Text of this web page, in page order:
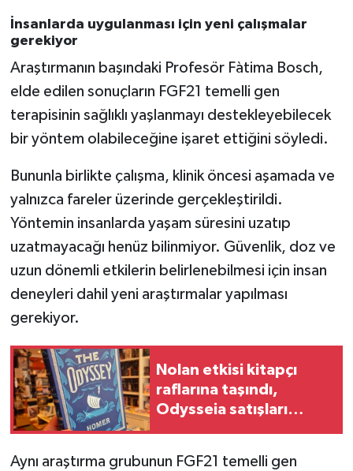
İnsanlarda uygulanması için yeni çalışmalar
gerekiyor
Araştırmanın başındaki Profesör Fàtima Bosch,
elde edilen sonuçların FGF21 temelli gen
terapisinin sağlıklı yaşlanmayı destekleyebilecek
bir yöntem olabileceğine işaret ettiğini söyledi.
Bununla birlikte çalışma, klinik öncesi aşamada ve
yalnızca fareler üzerinde gerçekleştirildi.
Yöntemin insanlarda yaşam süresini uzatıp
uzatmayacağı henüz bilinmiyor. Güvenlik, doz ve
uzun dönemli etkilerin belirlenebilmesi için insan
deneyleri dahil yeni araştırmalar yapılması
gerekiyor.
Nolan etkisi kitapçı
raflarına taşındı,
Odysseia satışları
Aynı araştırma grubunun FGF21 temelli gen